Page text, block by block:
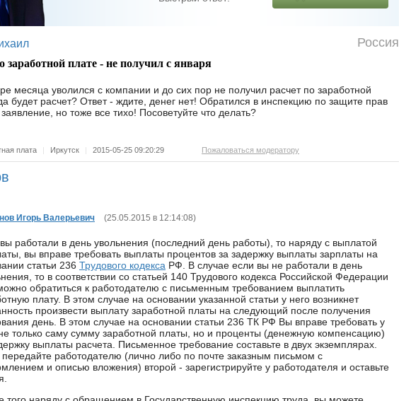
Россия
заработной плате - не получил с января
месяца уволился с компании и до сих пор не получил расчет по заработной
будет расчет? Ответ - ждите, денег нет! Обратился в инспекцию по защите прав
но тоже все тихо! Посоветуйте что делать?
плата | Иркутск | 2015-05-25 09:20:29 Пожаловаться модератору
Игорь Валерьевич (25.05.2015 в 12:14:08)
работали в день увольнения (последний день работы), то наряду с выплатой
вы вправе требовать выплаты процентов за задержку выплаты зарплаты на
статьи 236 Трудового кодекса РФ. В случае если вы не работали в день
то в соответствии со статьей 140 Трудового кодекса Российской Федерации
обратиться к работодателю с письменным требованием выплатить
плату. В этом случае на основании указанной статьи у него возникнет
произвести выплату заработной платы на следующий после получения
день. В этом случае на основании статьи 236 ТК РФ Вы вправе требовать у
только саму сумму заработной платы, но и проценты (денежную компенсацию)
выплаты расчета. Письменное требование составьте в двух экземплярах.
работодателю (лично либо по почте заказным письмом с
и описью вложения) второй - зарегистрируйте у работодателя и оставьте